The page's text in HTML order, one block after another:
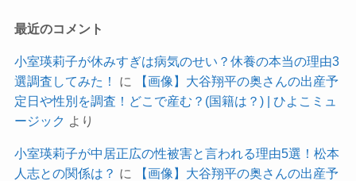
最近のコメント
小室瑛莉子が休みすぎは病気のせい？休養の本当の理由3
選調査してみた！
に
【画像】大谷翔平の奥さんの出産予
定日や性別を調査！どこで産む？(国籍は？) | ひよこミュ
ージック より
小室瑛莉子が中居正広の性被害と言われる理由5選！松本
人志との関係は？ に
【画像】大谷翔平の奥さんの出産予